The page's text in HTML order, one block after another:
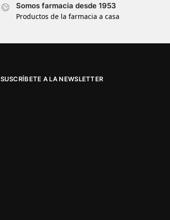
Somos farmacia desde 1953
Productos de la farmacia a casa
SUSCRÍBETE A LA NEWSLETTER